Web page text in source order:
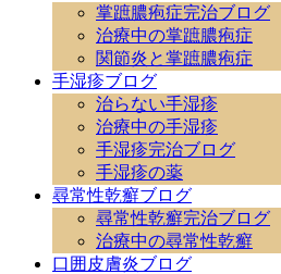
掌蹠膿疱症完治ブログ
治療中の掌蹠膿疱症
関節炎と掌蹠膿疱症
手湿疹ブログ
治らない手湿疹
治療中の手湿疹
手湿疹完治ブログ
手湿疹の薬
尋常性乾癬ブログ
尋常性乾癬完治ブログ
治療中の尋常性乾癬
口囲皮膚炎ブログ